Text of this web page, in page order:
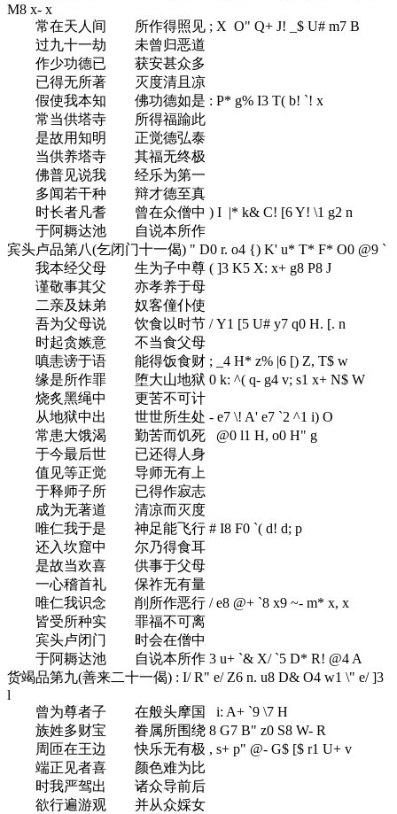
M8 x- x
常在天人间 所作得照见 ; X O" Q+ J! _$ U# m7 B
过九十一劫 未曾归恶道
作少功德已 获安甚众多
已得无所著 灭度清且凉
假使我本知 佛功德如是 : P* g% I3 T( b! `! x
常当供塔寺 所得福踰此
是故用知明 正觉德弘泰
当供养塔寺 其福无终极
佛普见说我 经乐为第一
多闻若干种 辩才德至真
时长者凡耆 曾在众僧中 ) I |* k& C! [6 Y! \1 g2 n
于阿耨达池 自说本所作
宾头卢品第八(乞闭门十一偈) " D0 r. o4 {) K' u* T* F* O0 @9 `
我本经父母 生为子中尊 ( ]3 K5 X: x+ g8 P8 J
谨敬事其父 亦孝养于母
二亲及妹弟 奴客僮仆使
吾为父母说 饮食以时节 / Y1 [5 U# y7 q0 H. [. n
时起贪嫉意 不当食父母
嗔恚谤于语 能得饭食财 ; _4 H* z% |6 [) Z, T$ w
缘是所作罪 堕大山地狱 0 k: ^( q- g4 v; s1 x+ N$ W
烧炙黑绳中 更苦不可计
从地狱中出 世世所生处 - e7 \! A' e7 `2 ^1 i) O
常患大饿渴 勤苦而饥死
@0 l1 H, o0 H" g
于今最后世 已还得人身
值见等正觉 导师无有上
于释师子所 已得作寂志
成为无著道 清凉而灭度
唯仁我于是 神足能飞行 # I8 F0 `( d! d; p
还入坎窟中 尔乃得食耳
是故当欢喜 供事于父母
一心稽首礼 保祚无有量
唯仁我识念 削所作恶行 / e8 @+ `8 x9 ~- m* x, x
皆受所种实 罪福不可离
宾头卢闭门 时会在僧中
于阿耨达池 自说本所作 3 u+ `& X/ `5 D* R! @4 A
货竭品第九(善来二十一偈) : I/ R" e/ Z6 n. u8 D& O4 w1 \" e/ ]3
l
曾为尊者子 在般头摩国
i: A+ `9 \7 H
族姓多财宝 眷属所围绕 8 G7 B" z0 S8 W- R
周匝在王边 快乐无有极 , s+ p" @- G$ [$ r1 U+ v
端正见者喜 颜色难为比
时我严驾出 诸众导前后
欲行遍游观 并从众婇女